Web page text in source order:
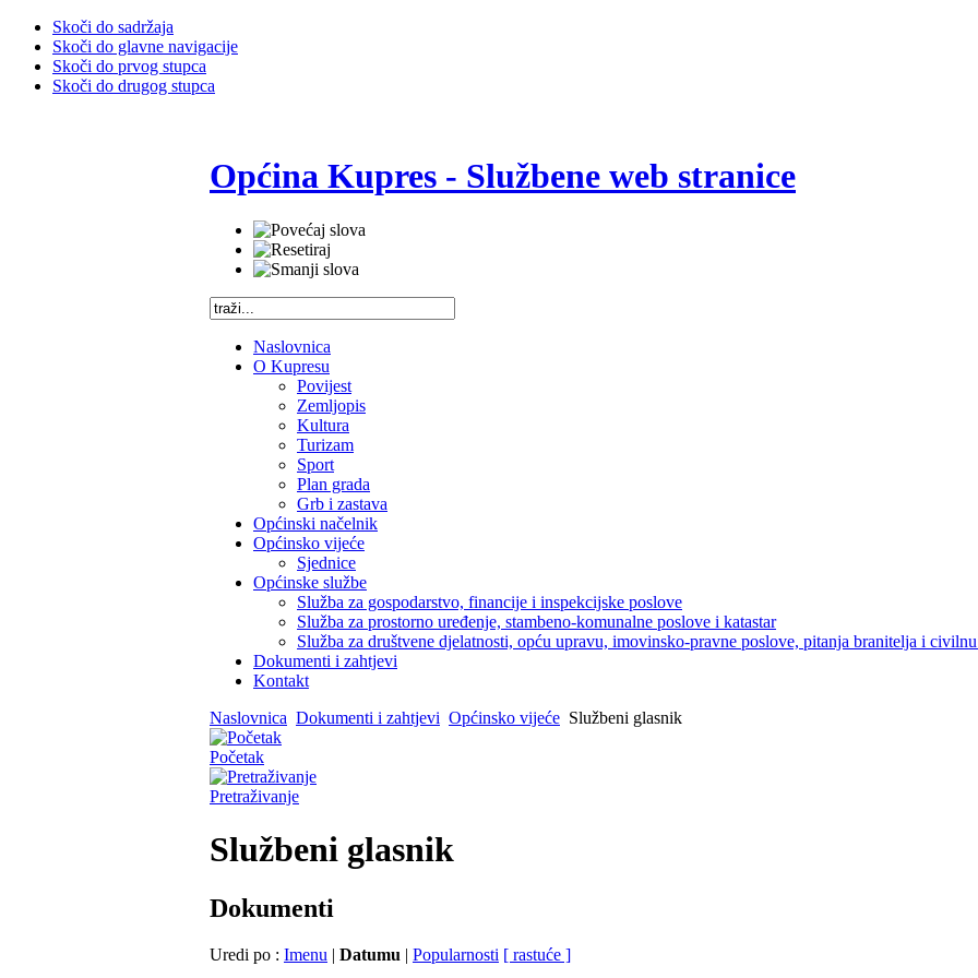
Skoči do sadržaja
Skoči do glavne navigacije
Skoči do prvog stupca
Skoči do drugog stupca
Općina Kupres - Službene web stranice
Naslovnica
O Kupresu
Povijest
Zemljopis
Kultura
Turizam
Sport
Plan grada
Grb i zastava
Općinski načelnik
Općinsko vijeće
Sjednice
Općinske službe
Služba za gospodarstvo, financije i inspekcijske poslove
Služba za prostorno uređenje, stambeno-komunalne poslove i katastar
Služba za društvene djelatnosti, opću upravu, imovinsko-pravne poslove, pitanja branitelja i
Dokumenti i zahtjevi
Kontakt
Naslovnica Dokumenti i zahtjevi Općinsko vijeće Službeni glasnik
Početak
Pretraživanje
Službeni glasnik
Dokumenti
Uredi po : Imenu | Datumu | Popularnosti [ rastuće ]